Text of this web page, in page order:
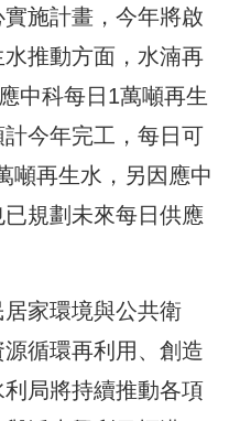
施計畫，今年將啟
推動方面，水湳再
中科每日1萬噸再生
今年完工，每日可
噸再生水，另因應中
規劃未來每日供應
家環境與公共衛
循環再利用、創造
局將持續推動各項